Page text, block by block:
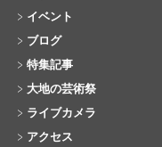
イベント
ブログ
特集記事
大地の芸術祭
ライブカメラ
アクセス